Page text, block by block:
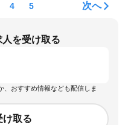
4 5 次へ
を受け取る
、おすすめ情報なども配信しま
け取る